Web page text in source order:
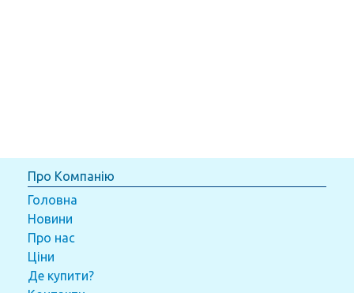
Про Компанію
Головна
Новини
Про нас
Ціни
Де купити?